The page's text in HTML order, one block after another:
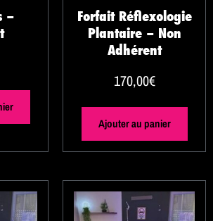
–
Forfait Réflexologie
Plantaire – Non
Adhérent
170,00€
Ajouter au panier